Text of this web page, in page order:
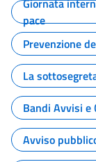
Giornata
pace
Prevenzione
La
Bandi Avvisi
Avviso